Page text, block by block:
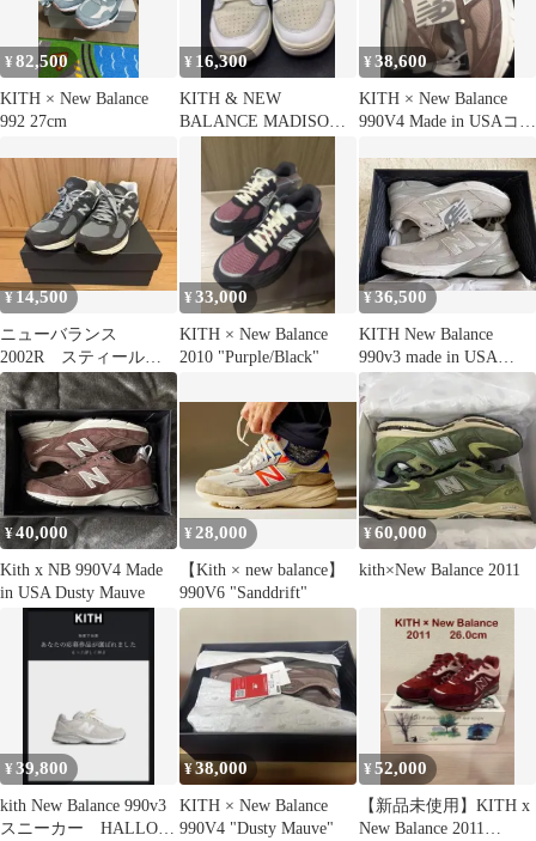
¥82,500
KITH × New Balance
992 27cm
¥ 16,300
KITH & NEW
BALANCE MADISON
¥38,600
KITH × New Balance
990V4 Made in USAコラ
¥14,500
ニューバランス
2002R スティールブ
ルー
¥33,000
KITH × New Balance
2010 "Purple/Black"
¥36,500
KITH New Balance
990v3 made in USA
29cm
¥40,000
Kith x NB 990V4 Made
in USA Dusty Mauve
¥ 28,000
【Kith × new balance】
990V6 "Sanddrift"
¥60,000
kith×New Balance 2011
¥39,800
kith New Balance 990v3
スニーカー HALLOW
¥38,000
KITH × New Balance
990V4 "Dusty Mauve"
¥52,000
【新品未使用】KITH x
New Balance 2011